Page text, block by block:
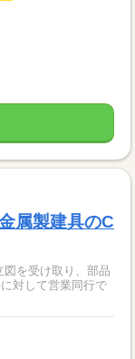
属製建具のC
を受け取り、部品
対して営業同行で